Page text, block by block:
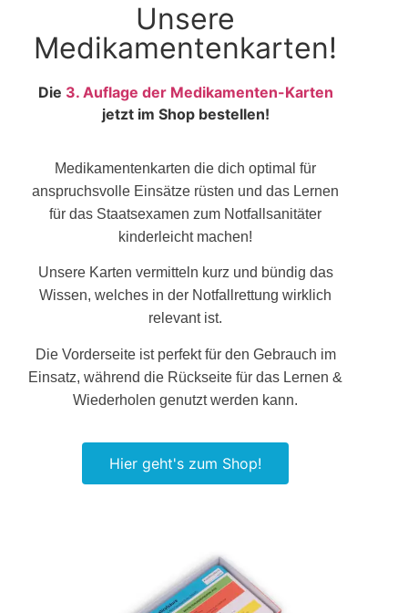
Unsere
Medikamentenkarten!
Die 3. Auflage der Medikamenten-Karten
jetzt im Shop bestellen!
Medikamentenkarten die dich optimal für
anspruchsvolle Einsätze rüsten und das Lernen
für das Staatsexamen zum Notfallsanitäter
kinderleicht machen!
Unsere Karten vermitteln kurz und bündig das
Wissen, welches in der Notfallrettung wirklich
relevant ist.
Die Vorderseite ist perfekt für den Gebrauch im
Einsatz, während die Rückseite für das Lernen &
Wiederholen genutzt werden kann.
Hier geht's zum Shop!